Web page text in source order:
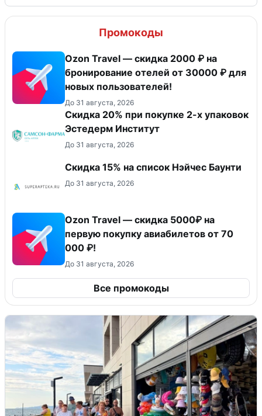
Промокоды
Ozon Travel — скидка 2000 ₽ на
бронирование отелей от 30000 ₽ для
новых пользователей!
До 31 августа, 2026
Скидка 20% при покупке 2-х упаковок
Эстедерм Институт
До 31 августа, 2026
Скидка 15% на список Нэйчес Баунти
До 31 августа, 2026
Ozon Travel — скидка 5000₽ на
первую покупку авиабилетов от 70
000 ₽!
До 31 августа, 2026
Все промокоды